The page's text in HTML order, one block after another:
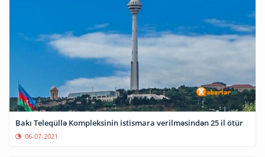
Bakı Teleqüllə Kompleksinin istismara verilməsindən 25 il ötür
06-07-2021